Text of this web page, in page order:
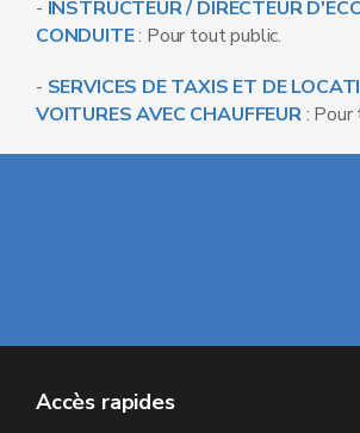
- INSTRUCTEUR / DIRECTEUR
CONDUITE: Pour tout public.
- SERVICES DE TAXIS ET DE
VOITURES AVEC CHAUFFEUR: Pour
Accès rapides